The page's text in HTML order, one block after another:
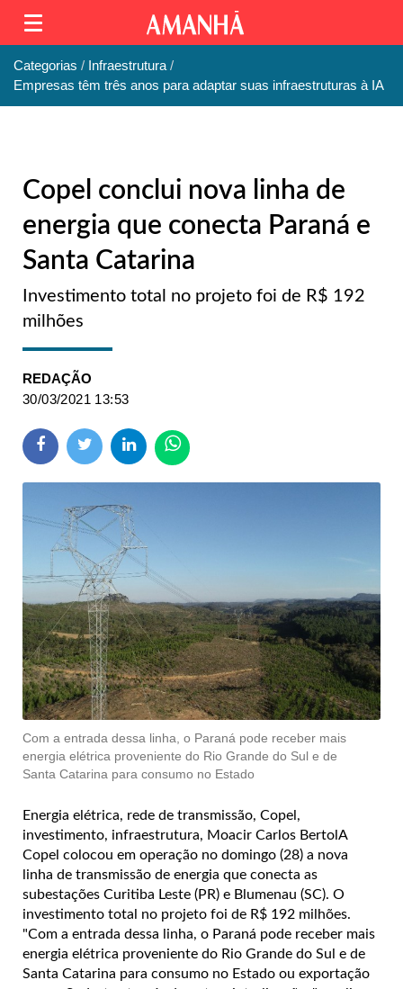
Categorias
Infraestrutura
Empresas têm três anos para adaptar suas infraestruturas à IA
Copel conclui nova linha de
energia que conecta Paraná e
Santa Catarina
Investimento total no projeto foi de R$ 192
milhões
REDAÇÃO
30/03/2021 13:53
Com a entrada dessa linha, o Paraná pode receber mais
energia elétrica proveniente do Rio Grande do Sul e de
Santa Catarina para consumo no Estado
Energia elétrica, rede de transmissão, Copel,
investimento, infraestrutura, Moacir Carlos BertolA
Copel colocou em operação no domingo (28) a nova
linha de transmissão de energia que conecta as
subestações Curitiba Leste (PR) e Blumenau (SC). O
investimento total no projeto foi de R$ 192 milhões.
"Com a entrada dessa linha, o Paraná pode receber mais
energia elétrica proveniente do Rio Grande do Sul e de
Santa Catarina para consumo no Estado ou exportação